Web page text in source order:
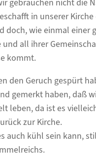
gebrauchen nicht die
in unserer
doch, wie einmal einer
und all ihrer
kommt.
den Geruch gespürt
gemerkt haben, daß
leben, da ist es
zur Kirche.
auch kühl sein kann,